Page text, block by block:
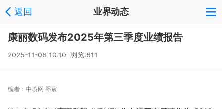
返回 业界动态
康丽数码发布2025年第三季度业绩报告
2025-11-06 10:10 浏览:611
编者： 中喷网 墨宸